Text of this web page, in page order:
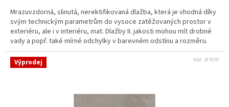
Mrazuvzdorná, slinutá, nerektifikovaná dlažba, která je vhodná díky
svým technickým parametrům do vysoce zatěžovaných prostor v
exteriéru, ale i v interiéru, mat. Dlažby II. jakosti mohou mít drobné
vady a popř. také mírné odchylky v barevném odstínu a rozměru.
Výprodej Kód: J87939